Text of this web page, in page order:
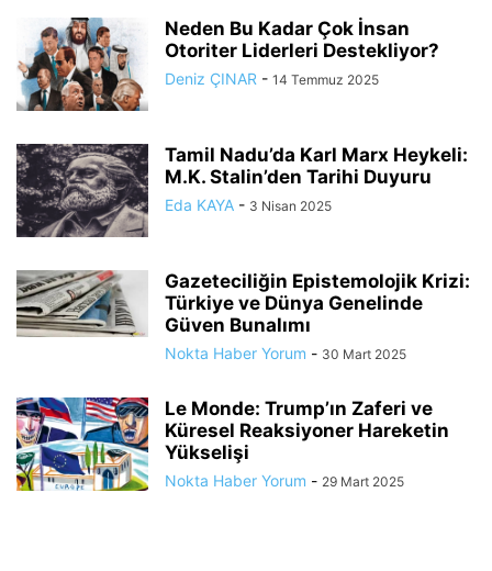
Neden Bu Kadar Çok İnsan
Otoriter Liderleri Destekliyor?
Deniz ÇINAR - 14 Temmuz 2025
Tamil Nadu’da Karl Marx Heykeli:
M.K. Stalin’den Tarihi Duyuru
Eda KAYA - 3 Nisan 2025
Gazeteciliğin Epistemolojik Krizi:
Türkiye ve Dünya Genelinde
Güven Bunalımı
Nokta Haber Yorum - 30 Mart 2025
Le Monde: Trump’ın Zaferi ve
Küresel Reaksiyoner Hareketin
Yükselişi
Nokta Haber Yorum - 29 Mart 2025